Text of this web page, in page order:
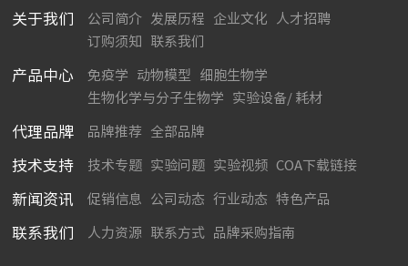
关于我们 公司简介 发展历程 企业文化
人才招聘
订购须知
联系我们
产品中心 免疫学 动物模型
细胞生物学
生物化学与分子生物学
实验设备/ 耗材
代理品牌 品牌推荐 全部品牌
技术支持 技术专题 实验问题 实验视频 COA下载链接
新闻资讯 促销信息 公司动态 行业动态 特色产品
联系我们 人力资源 联系方式 品牌采购指南